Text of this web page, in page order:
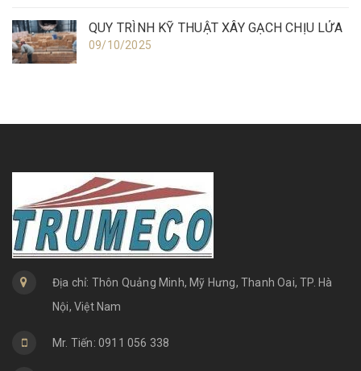
QUY TRÌNH KỸ THUẬT XÂY GẠCH CHỊU LỬA
09/10/2025
Địa chỉ: Thôn Quảng Minh, Mỹ Hưng, Thanh Oai, TP. Hà
Nội, Việt Nam
Mr. Tiến: 0911 056 338